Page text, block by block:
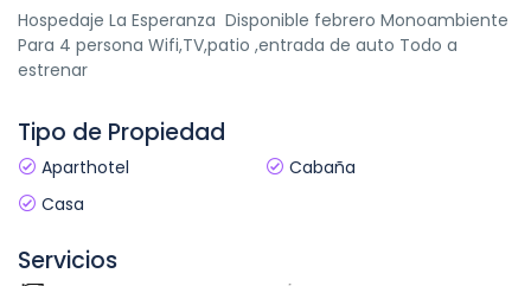
Hospedaje La Esperanza Disponible febrero Monoambiente
Para 4 persona Wifi,TV,patio ,entrada de auto Todo a
estrenar
Tipo de Propiedad
Aparthotel
Cabaña
Casa
Servicios